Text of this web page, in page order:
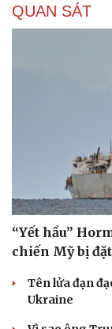
QUAN SÁT
“Yết hầu”
chiến Mỹ bị
Tên lửa đạn
Ukraine